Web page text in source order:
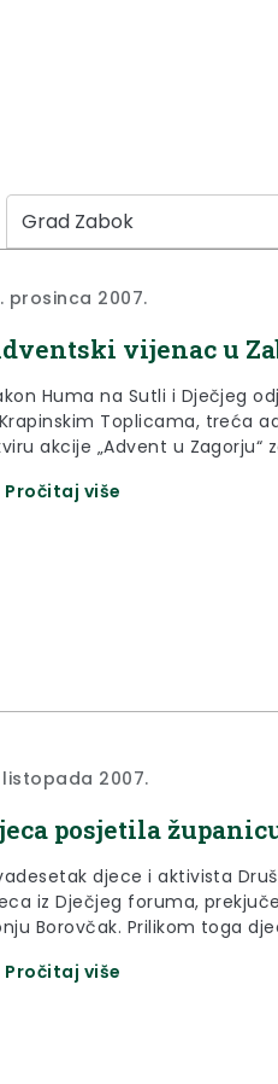
prosinca 2007.
vijenac u
Huma na Sutli i Dječjeg
Toplicama, treća
akcije „Advent u Zagorju“
iz skupine
Pročitaj više
listopada 2007.
posjetila
djece i aktivista
iz Dječjeg foruma,
Borovčak. Prilikom toga
i općina postanu „ Grad
Pročitaj više